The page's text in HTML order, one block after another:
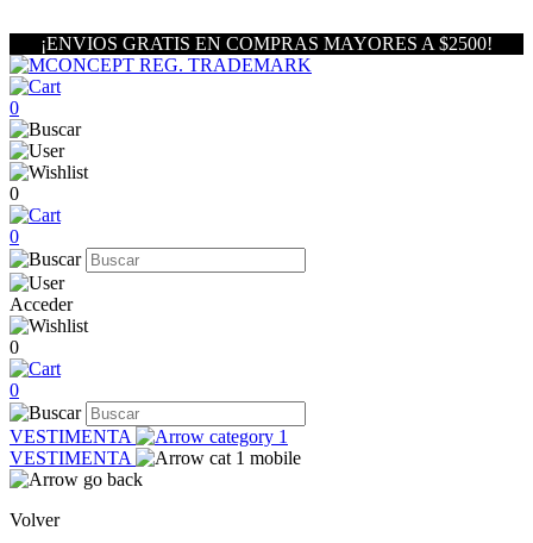
¡ENVIOS GRATIS EN COMPRAS MAYORES A $2500!
0
0
0
Acceder
0
0
VESTIMENTA
VESTIMENTA
Volver